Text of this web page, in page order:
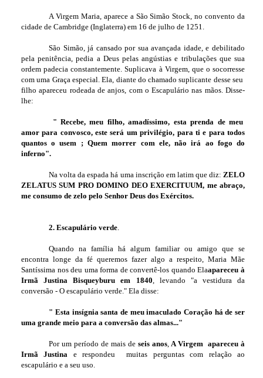
A Virgem Maria, aparece a São Simão Stock, no convento da
cidade de Cambridge (Inglaterra) em 16 de julho de 1251.
São Simão, já cansado por sua avançada idade, e debilitado
pela penitência, pedia a Deus pelas angústias e tribulações que sua
ordem padecia constantemente. Suplicava à Virgem, que o socorresse
com uma Graça especial. Ela, diante do chamado suplicante desse seu
filho apareceu rodeada de anjos, com o Escapulário nas mãos. Disse-
lhe:
" Recebe, meu filho, amadíssimo, esta prenda de meu
amor para convosco, este será um privilégio, para ti e para todos
quantos o usem ; Quem morrer com ele, não irá ao fogo do
inferno".
Na volta da espada há uma inscrição em latim que diz: ZELO
ZELATUS SUM PRO DOMINO DEO EXERCITUUM, me abraço,
me consumo de zelo pelo Senhor Deus dos Exércitos.
2. Escapulário verde.
Quando na família há algum familiar ou amigo que se
encontra longe da fé queremos fazer algo a respeito, Maria Mãe
Santíssima nos deu uma forma de convertê-los quando Elaapareceu à
Irmã Justina Bisqueyburu em 1840, levando "a vestidura da
conversão - O escapulário verde." Ela disse:
" Esta insígnia santa de meu imaculado Coração há de ser
uma grande meio para a conversão das almas..."
Por um período de mais de seis anos, A Virgem apareceu à
Irmã Justina
e respondeu muitas perguntas com relação ao
escapulário e a seu uso.